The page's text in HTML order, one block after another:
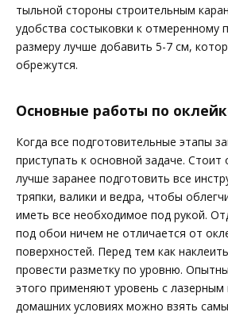
тыльной стороны строительным
удобства состыковки к отмеренному
размеру лучше добавить 5-7 см,
обрежутся.
Основные работы по
Когда все подготовительные этапы
приступать к основной задаче. Стоит
лучше заранее подготовить все
тряпки, валики и ведра, чтобы
иметь все необходимое под рукой.
под обои ничем не отличается от
поверхностей. Перед тем как
провести разметку по уровню.
этого применяют уровень с
домашних условиях можно взять